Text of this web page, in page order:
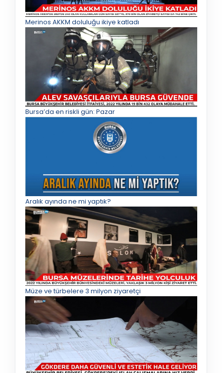
Merinos AKKM doluluğu ikiye katladı
Bursa’da en riskli gün: Pazar
Aralık ayında ne mi yaptık?
Müze ve türbelere 3 milyon ziyaretçi